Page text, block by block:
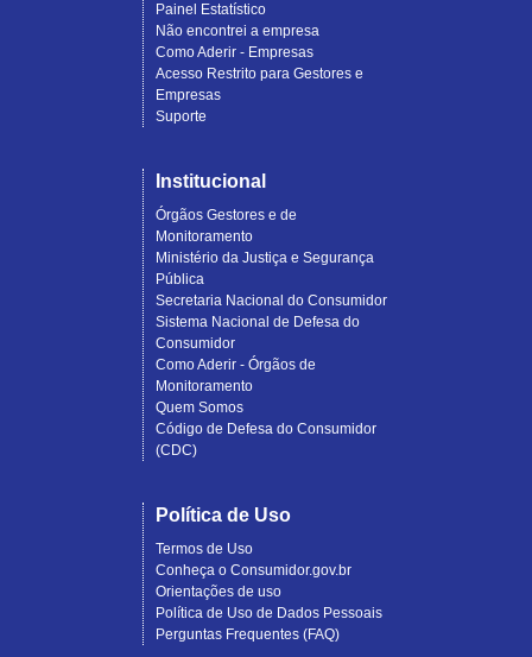
Painel Estatístico
Não encontrei a empresa
Como Aderir - Empresas
Acesso Restrito para Gestores e
Empresas
Suporte
Institucional
Órgãos Gestores e de
Monitoramento
Ministério da Justiça e Segurança
Pública
Secretaria Nacional do Consumidor
Sistema Nacional de Defesa do
Consumidor
Como Aderir - Órgãos de
Monitoramento
Quem Somos
Código de Defesa do Consumidor
(CDC)
Política de Uso
Termos de Uso
Conheça o Consumidor.gov.br
Orientações de uso
Política de Uso de Dados Pessoais
Perguntas Frequentes (FAQ)